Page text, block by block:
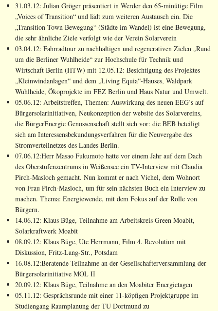
31.03.12: Julian Gröger präsentiert in Werder den 65-minütige Film
„Voices of Transition“ und lädt zum weiteren Austausch ein. Die
„Transition Town Bewegung“ (Städte im Wandel) ist eine Bewegung,
die sehr ähnliche Ziele verfolgt wie der Verein Solarverein
03.04.12: Fahrradtour zu nachhaltigen und regenerativen Zielen „Rund
um die Berliner Wuhlheide“ zur Hochschule für Technik und
Wirtschaft Berlin (HTW) mit 12.05.12: Besichtigung des Projektes
„Kleinwindanlagen“ und dem „Living Equia“-Hauses, Waldpark
Wuhlheide, Ökoprojekte im FEZ Berlin und Haus Natur und Umwelt.
05.06.12: Arbeitstreffen, Themen: Auswirkung des neuen EEG’s auf
Bürgersolarinitiativen, Neukonzeption der website des Solarvereins,
die BürgerEnergie Genossenschaft stellt sich vor: die BEB beteiligt
sich am Interessensbekundungsverfahren für die Neuvergabe des
Stromverteilnetzes des Landes Berlin.
07.06.12:Herr Masao Fukumoto hatte vor einem Jahr auf dem Dach
des Oberstufenzentrums in Weißensee ein TV-Interview mit Claudia
Pirch-Masloch gemacht. Nun kommt er nach Vichel, dem Wohnort
von Frau Pirch-Masloch, um für sein nächsten Buch ein Interview zu
machen. Thema: Energiewende, mit dem Fokus auf der Rolle von
Bürgern.
14.06.12: Klaus Büge, Teilnahme am Arbeitskreis Green Moabit,
Solarkraftwerk Moabit
08.09.12: Klaus Büge, Ute Herrmann, Film 4. Revolution mit
Diskussion, Fritz-Lang-Str., Potsdam
16.08.12:Beratende Teilnahme an der Gesellschafterversammlung der
Bürgersolarinitiative MOL II
20.09.12: Klaus Büge, Teilnahme an den Moabiter Energietagen
05.11.12: Gesprächsrunde mit einer 11-köpfigen Projektgruppe im
Studiengang Raumplanung der TU Dortmund zu